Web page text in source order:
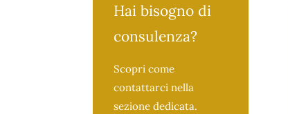
Hai bisogno di
consulenza?
Scopri come
contattarci nella
sezione dedicata.